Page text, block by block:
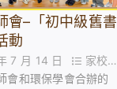
會–「初中級舊書
動
7 月 14 日
會活動花絮,活動花絮
會和環保學會合辦的